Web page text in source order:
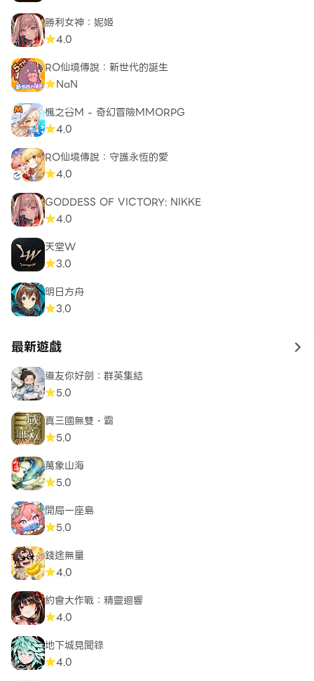
勝利女神：妮姬
4.0
RO仙境傳說：新世代的誕生
NaN
楓之谷M - 奇幻冒險MMORPG
4.0
RO仙境傳說：守護永恆的愛
4.0
GODDESS OF VICTORY: NIKKE
4.0
天堂W
3.0
明日方舟
3.0
最新遊戲 to
道友你好劍：群英集結
5.0
真三國無雙・霸
5.0
萬象山海
5.0
開局一座島
5.0
錢途無量
4.0
約會大作戰：精靈迴響
4.0
地下城見聞錄
4.0